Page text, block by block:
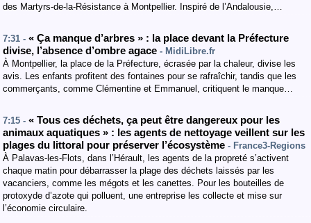
des Martyrs-de-la-Résistance à Montpellier. Inspiré de l’Andalousie,…
7:31 - « Ça manque d’arbres » : la place devant la Préfecture
divise, l’absence d’ombre agace - MidiLibre.fr
À Montpellier, la place de la Préfecture, écrasée par la chaleur, divise les
avis. Les enfants profitent des fontaines pour se rafraîchir, tandis que les
commerçants, comme Clémentine et Emmanuel, critiquent le manque…
7:15 - « Tous ces déchets, ça peut être dangereux pour les
animaux aquatiques » : les agents de nettoyage veillent sur les
plages du littoral pour préserver l’écosystème - France3-Regions
À Palavas-les-Flots, dans l’Hérault, les agents de la propreté s’activent
chaque matin pour débarrasser la plage des déchets laissés par les
vacanciers, comme les mégots et les canettes. Pour les bouteilles de
protoxyde d’azote qui polluent, une entreprise les collecte et mise sur
l’économie circulaire.